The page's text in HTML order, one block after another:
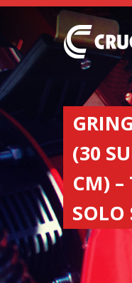
(30
CM) –
SOLO
NOSSA